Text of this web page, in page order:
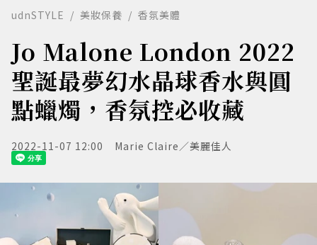
udnSTYLE 美妝保養 香氛美體
Jo Malone London 2022
聖誕最夢幻水晶球香水與圓
點蠟燭，香氛控必收藏
2022-11-07 12:00 Marie Claire／美麗佳人